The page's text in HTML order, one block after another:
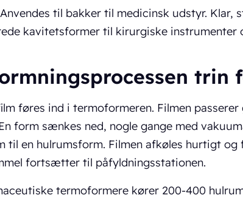
til bakker til medicinsk udstyr.
kavitetsformer til kirurgiske instrumenter
trin
føres ind i termoformeren. Filmen
form sænkes ned, nogle gange med
til en hulrumsform. Filmen afkøles hurtigt og
fortsætter til påfyldningsstationen.
termoformere kører 200-400